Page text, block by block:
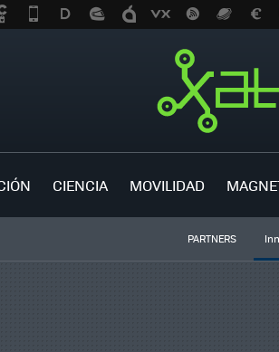
CIENCIA MOVILIDAD
PARTNERS